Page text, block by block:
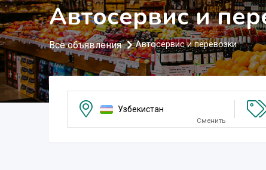
Автосервис и
Все объявления Автосервис и перевозки
Узбекистан
Сменить